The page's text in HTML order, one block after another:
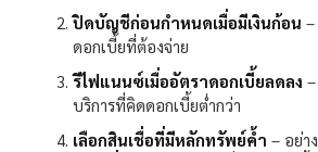
ปิดบัญชีก่อนกำหนดเมื่อมีเงินก้อน –
ดอกเบี้ยที่ต้องจ่าย
รีไฟแนนซ์เมื่ออัตราดอกเบี้ยลดลง –
บริการที่คิดดอกเบี้ยต่ำกว่า
เลือกสินเชื่อที่มีหลักทรัพย์ค้ำ – อย่า